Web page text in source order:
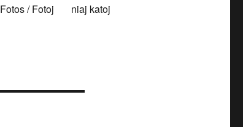
Fotos / Fotoj niaj katoj